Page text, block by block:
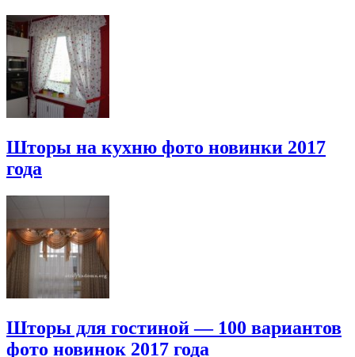
Шторы на кухню фото новинки 2017
года
Шторы для гостиной — 100 вариантов
фото новинок 2017 года